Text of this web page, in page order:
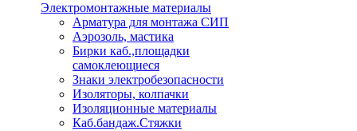
Электромонтажные материалы
Арматура для монтажа СИП
Аэрозоль, мастика
Бирки каб.,площадки
самоклеющиеся
Знаки электробезопасности
Изоляторы, колпачки
Изоляционные материалы
Каб.бандаж.Стяжки